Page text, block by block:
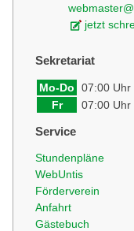
jetzt
Sekretariat
Mo-Do
07:00 Uhr
Fr
07:00 Uhr
Service
Stundenpläne
WebUntis
Förderverein
Anfahrt
Gästebuch